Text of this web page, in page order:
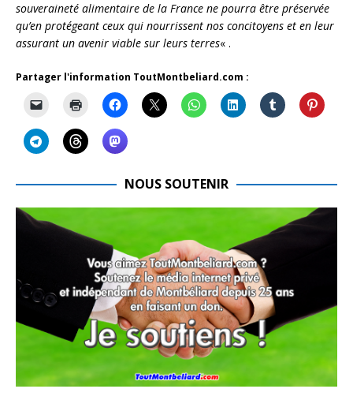
souveraineté alimentaire de la France ne pourra être préservée
qu’en protégeant ceux qui nourrissent nos concitoyens et en leur
assurant un avenir viable sur leurs terres« .
Partager l'information ToutMontbeliard.com :
NOUS SOUTENIR